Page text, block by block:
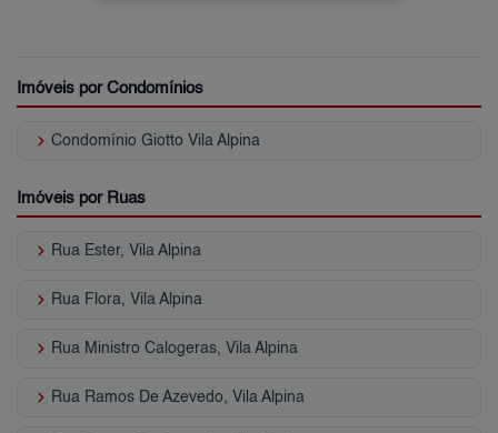
Imóveis por Condomínios
keyboard_arrow_right Condomínio Giotto Vila Alpina
Imóveis por Ruas
keyboard_arrow_right Rua Ester, Vila Alpina
keyboard_arrow_right Rua Flora, Vila Alpina
keyboard_arrow_right Rua Ministro Calogeras, Vila Alpina
keyboard_arrow_right Rua Ramos De Azevedo, Vila Alpina